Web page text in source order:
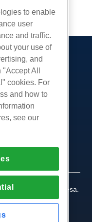
cópia de URL
HostPapa Inc. empresa.
to enable
user
and traffic.
your use of
and
All
cookies. For
and how to
see our